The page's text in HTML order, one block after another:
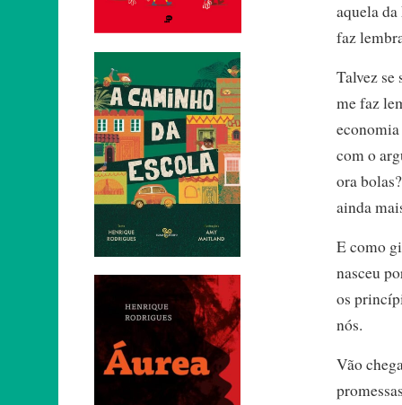
aquela
faz
Talvez
me faz
com o
ora
ainda
E como
nasceu
os
nós.
Vão